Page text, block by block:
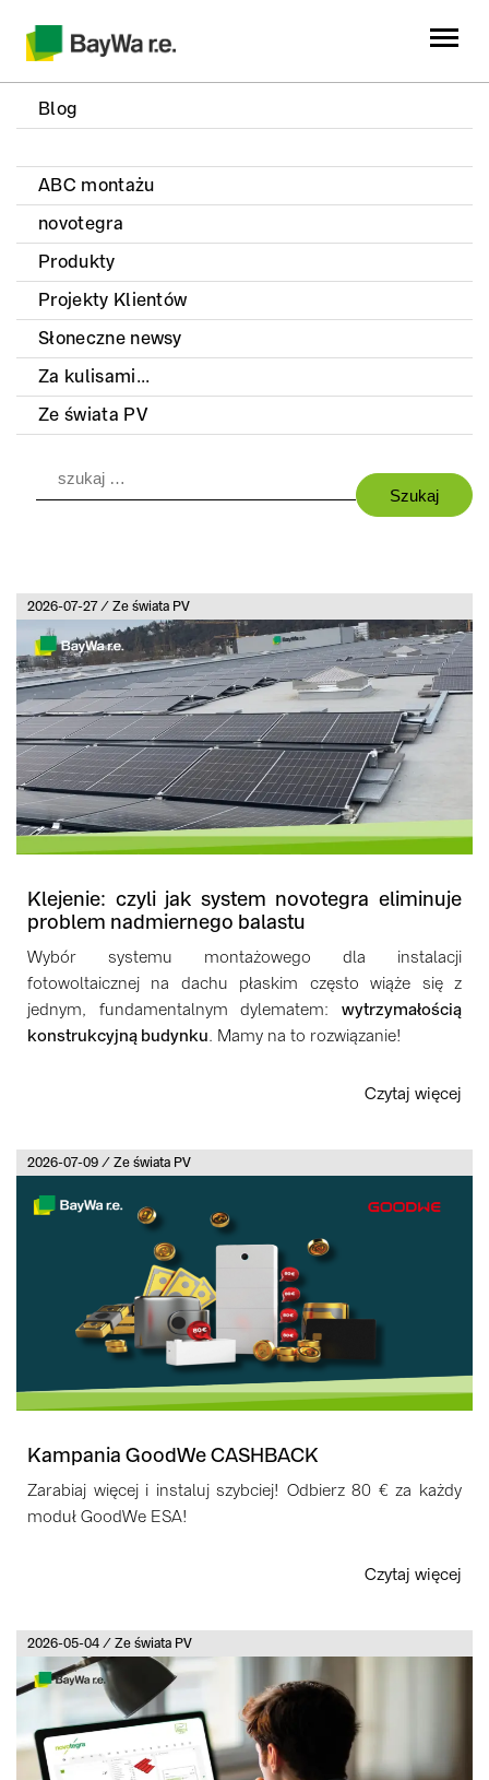
Blog
ABC montażu
novotegra
Produkty
Projekty Klientów
Słoneczne newsy
Za kulisami...
Ze świata PV
Szukaj:
2026-07-27 / Ze świata PV
Klejenie: czyli jak system novotegra eliminuje
problem nadmiernego balastu
Wybór systemu montażowego dla instalacji
fotowoltaicznej na dachu płaskim często wiąże się z
jednym, fundamentalnym dylematem: wytrzymałością
konstrukcyjną budynku. Mamy na to rozwiązanie!
Czytaj więcej
2026-07-09 / Ze świata PV
Kampania GoodWe CASHBACK
Zarabiaj więcej i instaluj szybciej! Odbierz 80 € za każdy
moduł GoodWe ESA!
Czytaj więcej
2026-05-04 / Ze świata PV